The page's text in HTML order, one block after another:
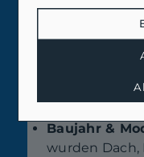
Datenerhebung
Fakten, desto
und desto
Besichtigung:
Baujahr &
wurden Dach,